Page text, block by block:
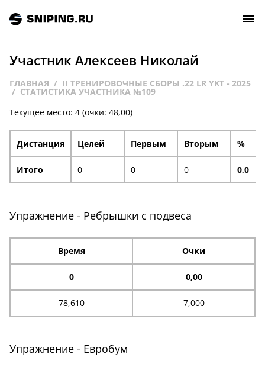
РЕЙТИНГ
ТИРЫ И СТРЕЛЬБИЩА
СТАТЬИ
О НАС
Участник Алексеев Николай
ГЛАВНАЯ II ТРЕНИРОВОЧНЫЕ СБОРЫ .22 LR YKT - 2025
СТАТИСТИКА УЧАСТНИКА №109
Текущее место: 4 (очки: 48,00)
Дистанция Целей Первым Вторым %
Итого 0 0 0 0,0
Упражнение - Ребрышки с подвеса
Время Очки
0 0,00
78,610 7,000
Упражнение - Евробум